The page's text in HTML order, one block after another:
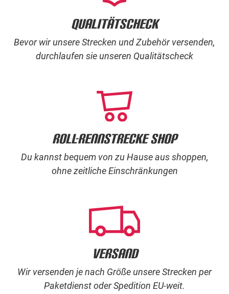
Qualitätscheck
Bevor wir unsere Strecken und Zubehör versenden,
durchlaufen sie unseren Qualitätscheck
Roll-rennstrecke Shop
Du kannst bequem von zu Hause aus shoppen,
ohne zeitliche Einschränkungen
Versand
Wir versenden je nach Größe unsere Strecken per
Paketdienst oder Spedition EU-weit.